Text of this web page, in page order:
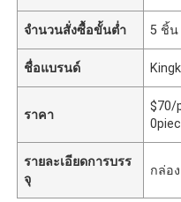
จำนวนสั่งซื้อขั้นต่ำ 5 ชิ้น
ชื่อแบรนด์
ราคา
$70/
รายละเอียดการบรร
จุ
กล่อ